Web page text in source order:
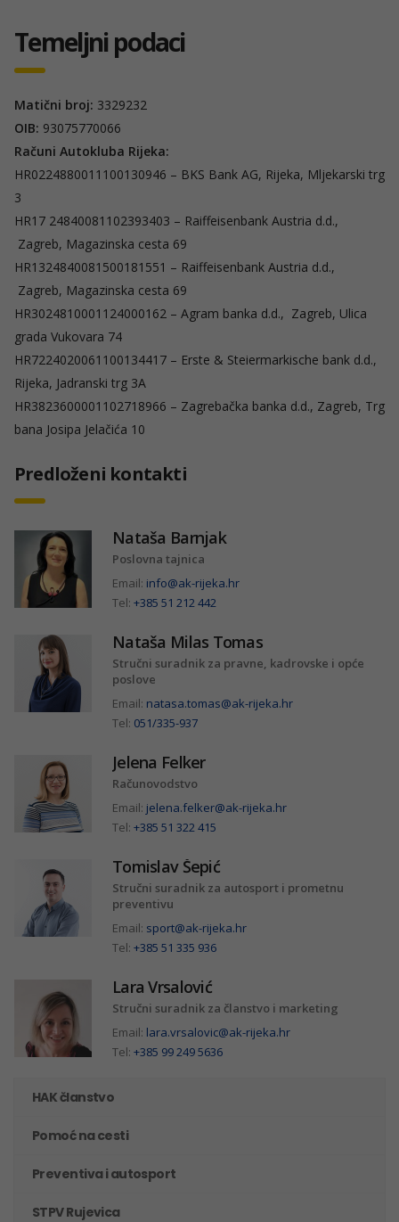
Temeljni podaci
Matični broj: 3329232
OIB: 93075770066
Računi Autokluba Rijeka:
HR0224880011100130946 – BKS Bank AG, Rijeka, Mljekarski trg
3
HR17 24840081102393403 – Raiffeisenbank Austria d.d.,
Zagreb, Magazinska cesta 69
HR1324840081500181551 – Raiffeisenbank Austria d.d.,
Zagreb, Magazinska cesta 69
HR3024810001124000162 – Agram banka d.d., Zagreb, Ulica
grada Vukovara 74
HR7224020061100134417 – Erste & Steiermarkische bank d.d.,
Rijeka, Jadranski trg 3A
HR3823600001102718966 – Zagrebačka banka d.d., Zagreb, Trg
bana Josipa Jelačića 10
Predloženi kontakti
Nataša Barnjak
Poslovna tajnica
Email: info@ak-rijeka.hr
Tel: +385 51 212 442
Nataša Milas Tomas
Stručni suradnik za pravne, kadrovske i opće
poslove
Email: natasa.tomas@ak-rijeka.hr
Tel: 051/335-937
Jelena Felker
Računovodstvo
Email: jelena.felker@ak-rijeka.hr
Tel: +385 51 322 415
Tomislav Šepić
Stručni suradnik za autosport i prometnu
preventivu
Email: sport@ak-rijeka.hr
Tel: +385 51 335 936
Lara Vrsalović
Stručni suradnik za članstvo i marketing
Email: lara.vrsalovic@ak-rijeka.hr
Tel: +385 99 249 5636
HAK članstvo
Pomoć na cesti
Preventiva i autosport
STPV Rujevica